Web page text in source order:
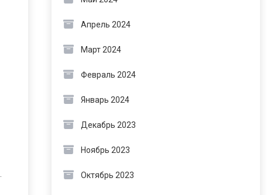
Апрель 2024
Март 2024
Февраль 2024
Январь 2024
Декабрь 2023
Ноябрь 2023
Октябрь 2023